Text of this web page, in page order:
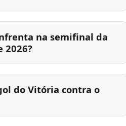
na semifinal da
2026?
do Vitória contra o